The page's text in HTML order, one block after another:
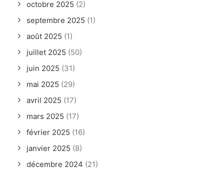
octobre 2025 (2)
septembre 2025 (1)
août 2025 (1)
juillet 2025 (50)
juin 2025 (31)
mai 2025 (29)
avril 2025 (17)
mars 2025 (17)
février 2025 (16)
janvier 2025 (8)
décembre 2024 (21)